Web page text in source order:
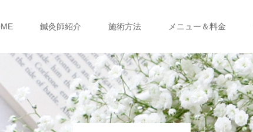
鍼灸師紹介 施術方法 メニュー＆料金